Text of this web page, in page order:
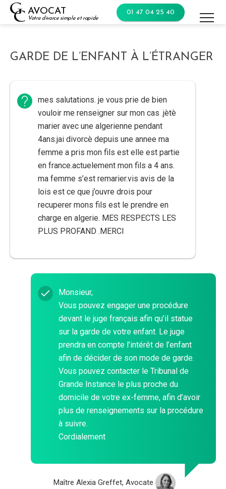
Skip
AVOCAT
Votre divorce simple et rapide
01 47 04 25 40
GARDE DE L’ENFANT À L’ÉTRANGER
mes salutations. je vous prie de bien
vouloir me renseigner sur mon cas .jètè
marier avec une algerienne pendant
4ans.jai divorcè depuis une annee ma
femme a pris mon fils est elle est partie
en france.actuelement mon fils a 4 ans.
ma femme s’est remarier.vis avis de la
lois est ce que j’ouvre drois pour
recuperer mons fils est le prendre en
charge en algerie. MES RESPECTS LES
PLUS PROFAND .MERCI
Monsieur,
Vous pouvez engager une procédure
devant le juge français afin qu’il statue
sur la garde de votre enfant. Le juge
prendra en compte l’intérêt de l’enfant
afin de décider de son mode de garde.
Vous pouvez contacter le Tribunal de
Grande Instance le plus proche du
domicile de votre ex-femme, afin d’avoir
plus de renseignements sur la procédure
à suivre.
Cordialement
Maître Alexia Greffet, Avocate